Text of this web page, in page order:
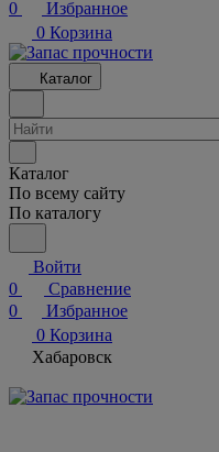
0
Избранное
0 Корзина
Каталог
Каталог
По всему сайту
По каталогу
Войти
0
Сравнение
0
Избранное
0 Корзина
Хабаровск